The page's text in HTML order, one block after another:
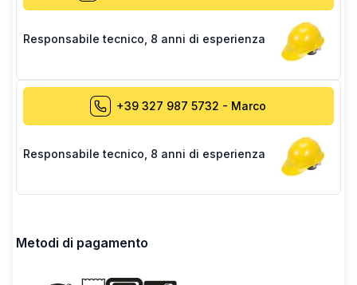
Responsabile tecnico 8 anni di esperienza
+39 327 987 5732 - Marco
Responsabile tecnico 8 anni di esperienza
Metodi di pagamento